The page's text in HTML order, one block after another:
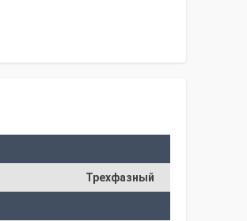
Трехфазный